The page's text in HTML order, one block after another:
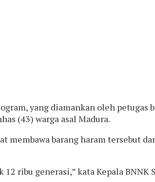
yang diamankan oleh
(43) warga asal Madura.
barang haram tersebut
ribu generasi,” kata Kepala